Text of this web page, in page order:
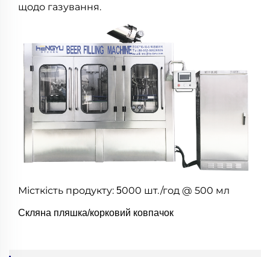
щодо газування.
Місткість продукту: 5000 шт./год @ 500 мл
Скляна пляшка/корковий ковпачок